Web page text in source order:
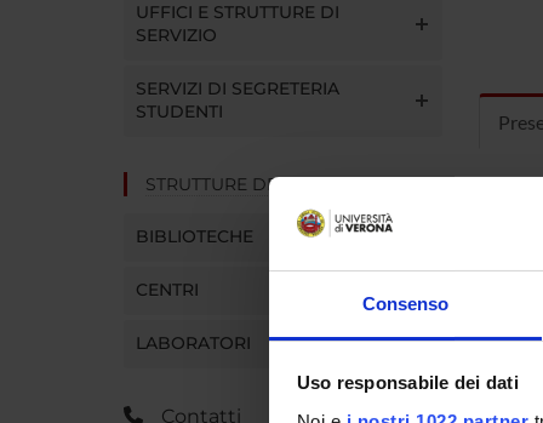
Consenso
Uso responsabile dei dati
UFFICI E STRUTTURE DI
SERVIZIO
SERVIZI DI SEGRETERIA
STUDENTI
STRUTTURE DEL DIPARTIMENTO
BIBLIOTECHE
CENTRI
LABORATORI
Contatti